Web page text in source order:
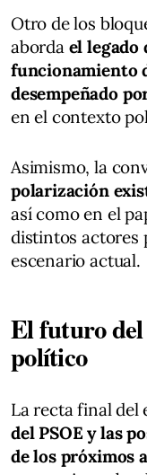
Otro de los
aborda el legado
funcionamiento
desempeñado
en el contexto
Asimismo, la
polarización
así como en el
distintos actores
escenario actual.
El futuro del
político
La recta final del
del PSOE y las
de los próximos